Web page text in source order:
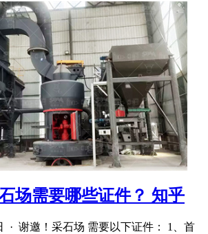
场需要哪些证件？ 知乎
· 谢邀！采石场 需要以下证件： 1、首